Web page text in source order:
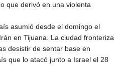
que derivó en una violenta
asumió desde el domingo el
en Tijuana. La ciudad fronteriza
desistir de sentar base en
que lo atacó junto a Israel el 28